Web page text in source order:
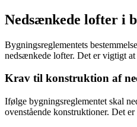
Nedsænkede lofter i
Bygningsreglementets
nedsænkede lofter. Det er vigtigt
Krav til konstruktion af
Ifølge bygningsreglementet skal
ovenstående konstruktioner. Det